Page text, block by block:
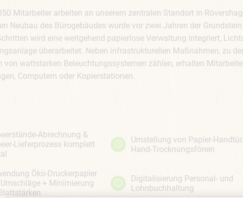
Mitarbeiter arbeiten an unserem zentralen Standort in
Neubau des Bürogebäudes wurde vor zwei Jahren der
wird eine weitgehend papierlose Verwaltung integriert,
überarbeitet. Neben infrastrukturellen Maßnahmen, zu
von wattstarken Beleuchtungssystemen zählen, erhalten
Computern oder Kopierstationen.
Abrechnung &
Lieferprozess komplett
Öko-Druckerpapier
+ Minimierung
Umstellung von Papier-
Hand-Trocknungsfönen
Digitalisierung Personal- und
Lohnbuchhaltung